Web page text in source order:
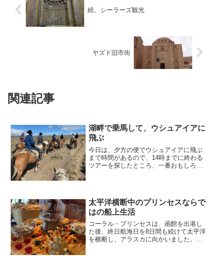
続、シーラーズ観光
ヤズド旧市街
関連記事
湖畔で乗馬して、ウシュアイアに
飛ぶ
今日は、夕方の便でウシュアイアに飛ぶ
まで時間があるので、14時までに終わる
ツアーを探したところ、一番おもしろそ
太平洋横断中のプリンセスならで
はの船上生活
コーラル・プリンセスは、函館を出港し
た後、終日航海日を8日間も続けて太平洋
を横断し、アラスカに向かいました。エ